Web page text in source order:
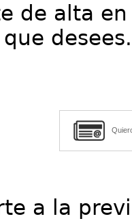
de alta
desees.
a la